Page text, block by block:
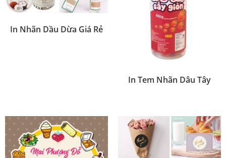
In Nhãn Dầu Dừa Giá Rẻ
In Tem Nhãn Dâu Tây